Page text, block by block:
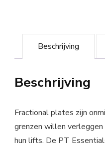
Beschrijving
Beschrijving
Fractional plates zijn
grenzen willen
hun lifts. De PT